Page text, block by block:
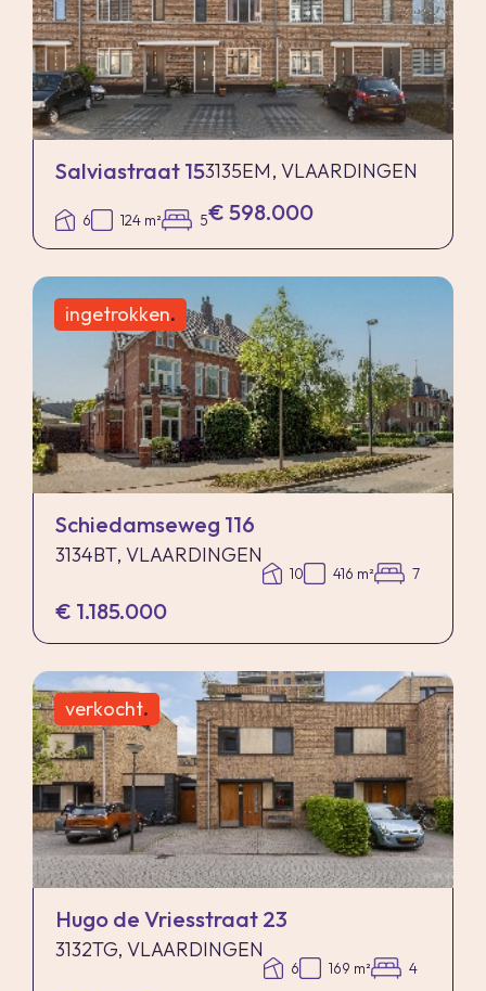
Salviastraat 153135EM, VLAARDINGEN
6 124 m² 5€ 598.000
ingetrokken.
Schiedamseweg 116
3134BT, VLAARDINGEN
10 416 m² 7
€ 1.185.000
verkocht.
Hugo de Vriesstraat 23
3132TG, VLAARDINGEN
6 169 m² 4